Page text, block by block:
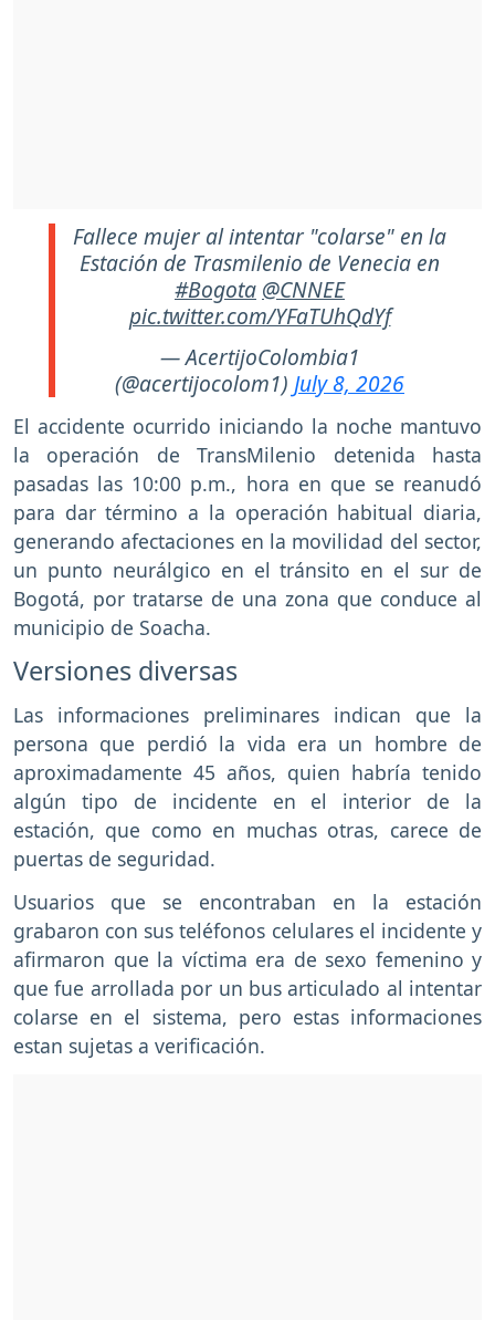
Fallece mujer al intentar "colarse" en la
Estación de Trasmilenio de Venecia en
#Bogota @CNNEE
pic.twitter.com/YFaTUhQdYf
— AcertijoColombia1
(@acertijocolom1) July 8, 2026
El accidente ocurrido iniciando la noche mantuvo
la operación de TransMilenio detenida hasta
pasadas las 10:00 p.m., hora en que se reanudó
para dar término a la operación habitual diaria,
generando afectaciones en la movilidad del sector,
un punto neurálgico en el tránsito en el sur de
Bogotá, por tratarse de una zona que conduce al
municipio de Soacha.
Versiones diversas
Las informaciones preliminares indican que la
persona que perdió la vida era un hombre de
aproximadamente 45 años, quien habría tenido
algún tipo de incidente en el interior de la
estación, que como en muchas otras, carece de
puertas de seguridad.
Usuarios que se encontraban en la estación
grabaron con sus teléfonos celulares el incidente y
afirmaron que la víctima era de sexo femenino y
que fue arrollada por un bus articulado al intentar
colarse en el sistema, pero estas informaciones
estan sujetas a verificación.